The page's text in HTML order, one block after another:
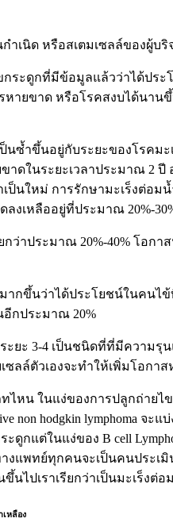
ำเนิด หรือสเตมเซลล์ของผู้
ระดูกที่มีข้อมูลแล้วว่าได้ปร
ายขาด หรือโรคสงบได้นาน
นซ้ำขึ้นอยู่กับระยะของโรคม
าดในระยะเวลาประมาณ 2
ป็นใหม่ การรักษามะเร็งต่อ
งเหลืออยู่ที่ประมาณ 20%-
ว่าประมาณ 20%-40% โอก
กขึ้นว่าได้ประโยชน์ในคนไ
กประมาณ 20%
ะยะ 3-4 เป็นชนิดที่ที่มีความ
ล์ตัวเองจะทำให้เพิ่มโอกาส
หน ในแง่ของการปลูกถ่ายไข
non hodgkin lymphoma จ
กแต่ในแง่ของ B cell
งแพทย์ทุกคนจะเป็นคนประ
ขึ้นไปเราเรียกว่าเป็นมะเร็
หลือง